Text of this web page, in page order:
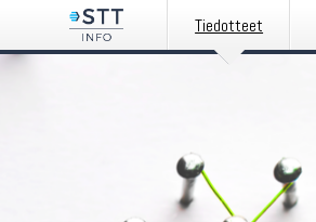
Tiedotteet